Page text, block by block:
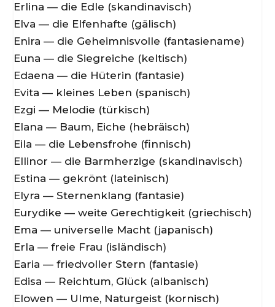
Erlina — die Edle (skandinavisch)
Elva — die Elfenhafte (gälisch)
Enira — die Geheimnisvolle (fantasiename)
Euna — die Siegreiche (keltisch)
Edaena — die Hüterin (fantasie)
Evita — kleines Leben (spanisch)
Ezgi — Melodie (türkisch)
Elana — Baum, Eiche (hebräisch)
Eila — die Lebensfrohe (finnisch)
Ellinor — die Barmherzige (skandinavisch)
Estina — gekrönt (lateinisch)
Elyra — Sternenklang (fantasie)
Eurydike — weite Gerechtigkeit (griechisch)
Ema — universelle Macht (japanisch)
Erla — freie Frau (isländisch)
Earia — friedvoller Stern (fantasie)
Edisa — Reichtum, Glück (albanisch)
Elowen — Ulme, Naturgeist (kornisch)